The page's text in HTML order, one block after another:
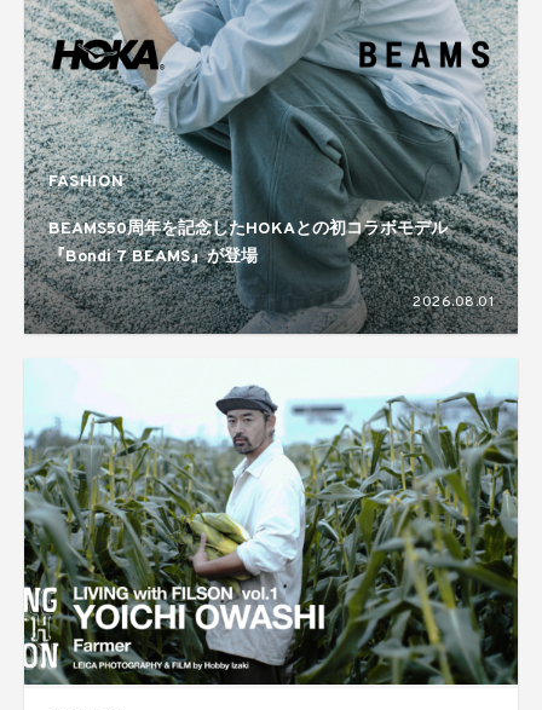
FASHION
BEAMS50周年を記念したHOKAとの初コラボモデル
『Bondi 7 BEAMS』が登場
2026.08.01